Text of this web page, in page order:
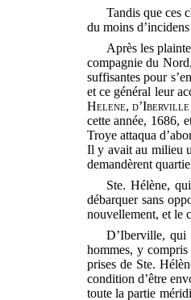
Tandis que ces
du moins
Après les
compagnie du
suffisantes pour
et ce général leur
Helene, d’Iberville
cette année, 1686,
Troye attaqua
Il y avait au milieu
demandèrent
Ste. Hélène,
débarquer sans
nouvellement, et le
D’Iberville, qui
hommes, y compris
prises de Ste.
condition d’être
toute la partie